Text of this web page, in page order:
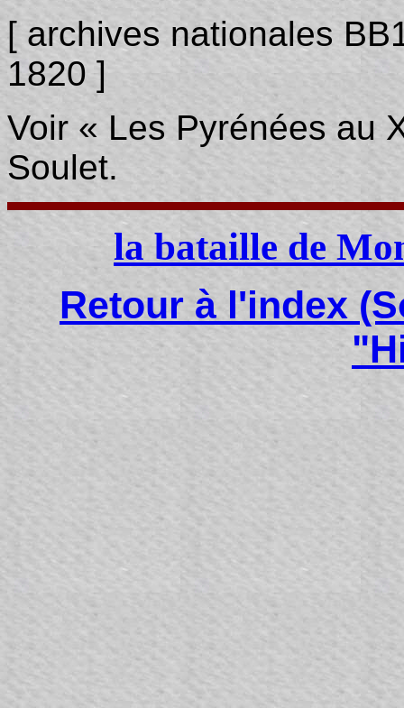
[ archives nationales
1820 ]
Voir « Les Pyrénées au
Soulet.
la bataille de
Retour à l'index